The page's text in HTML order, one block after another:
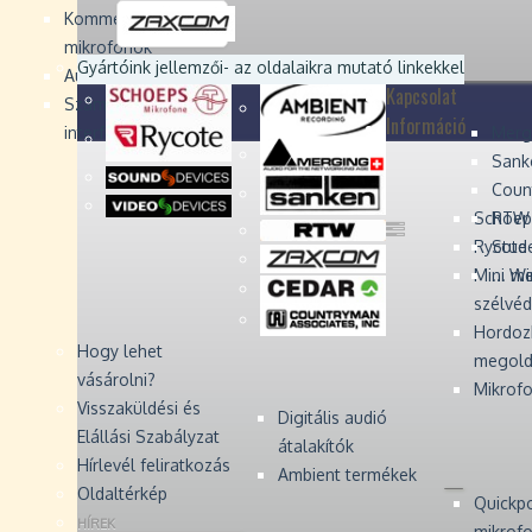
Kommentátor-
mikrofonok
Audio Monitors
Számítógépes audió
interfész
Rycote
Mini
Digitális audió
átalakítók
Ambient termékek
...
Devices
Devices
Zaxcom
Zaxcom
Gyártóink jellemzői- az oldalaikra mutató linkekkel
Kapcsolat
Információ
Hogy lehet
vásárolni?
Visszaküldési és
Elállási Szabályzat
Hírlevél feliratkozás
Oldaltérkép
HÍREK